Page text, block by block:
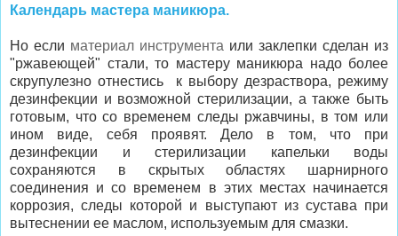
Календарь мастера маникюра.
Но если материал инструмента или заклепки сделан из
"ржавеющей" стали, то мастеру маникюра надо более
скрупулезно отнестись к выбору дезраствора, режиму
дезинфекции и возможной стерилизации, а также быть
готовым, что со временем следы ржавчины, в том или
ином виде, себя проявят. Дело в том, что при
дезинфекции и стерилизации капельки воды
сохраняются в скрытых областях шарнирного
соединения и со временем в этих местах начинается
коррозия, следы которой и выступают из сустава при
вытеснении ее маслом, используемым для смазки.